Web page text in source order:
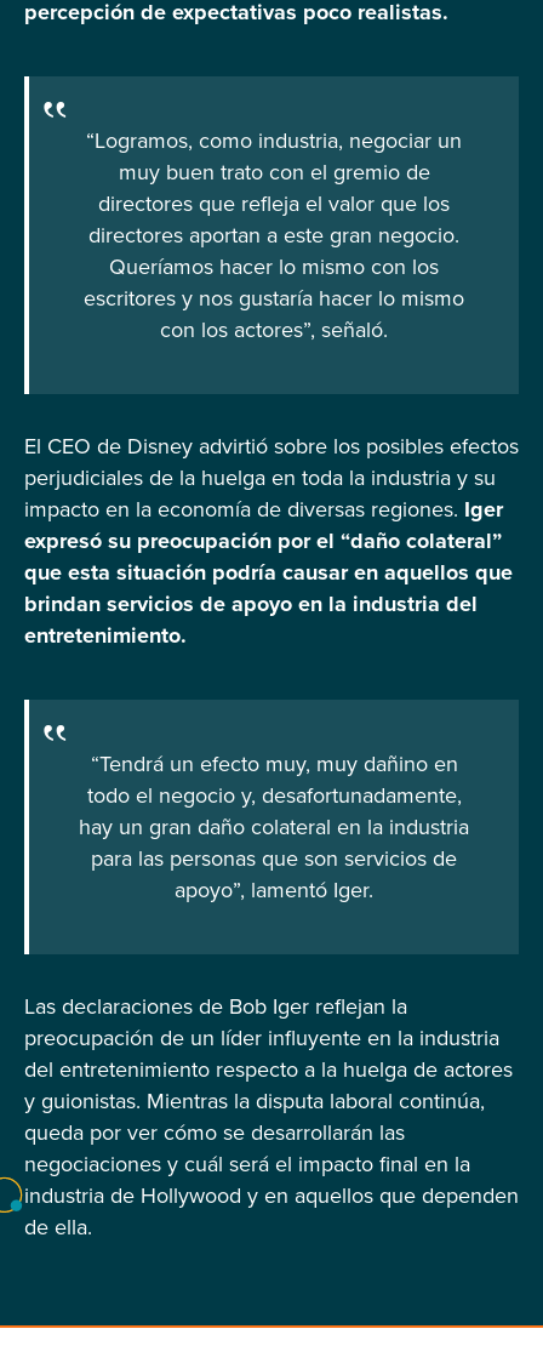
percepción de expectativas poco realistas.
“Logramos, como industria, negociar un
muy buen trato con el gremio de
directores que refleja el valor que los
directores aportan a este gran negocio.
Queríamos hacer lo mismo con los
escritores y nos gustaría hacer lo mismo
con los actores”, señaló.
El CEO de Disney advirtió sobre los posibles efectos
perjudiciales de la huelga en toda la industria y su
impacto en la economía de diversas regiones. Iger
expresó su preocupación por el “daño colateral”
que esta situación podría causar en aquellos que
brindan servicios de apoyo en la industria del
entretenimiento.
“Tendrá un efecto muy, muy dañino en
todo el negocio y, desafortunadamente,
hay un gran daño colateral en la industria
para las personas que son servicios de
apoyo”, lamentó Iger.
Las declaraciones de Bob Iger reflejan la
preocupación de un líder influyente en la industria
del entretenimiento respecto a la huelga de actores
y guionistas. Mientras la disputa laboral continúa,
queda por ver cómo se desarrollarán las
negociaciones y cuál será el impacto final en la
industria de Hollywood y en aquellos que dependen
de ella.